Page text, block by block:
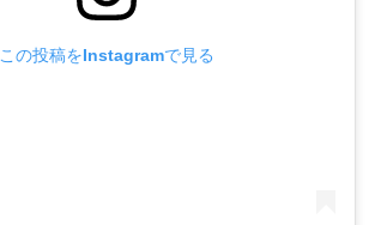
この投稿をInstagramで見る